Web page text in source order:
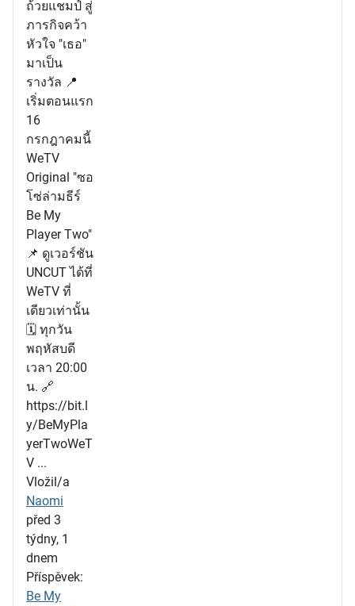
ถ้วยแชมป์ สู่
ภารกิจคว้า
หัวใจ "เธอ"
มาเป็น
รางวัล 📍
เริ่มตอนแรก
16
กรกฎาคมนี้
WeTV
Original "ซอ
โซ่ล่ามธีร์
Be My
Player Two"
📌 ดูเวอร์ชัน
UNCUT ได้ที่
WeTV ที่
เดียวเท่านั้น
🗓️ ทุกวัน
พฤหัสบดี
เวลา 20:00
น. 🔗
https://bit.l
y/BeMyPla
yerTwoWeT
V ...
Vložil/a
Naomi
před 3
týdny, 1
dnem
Příspěvek:
Be My